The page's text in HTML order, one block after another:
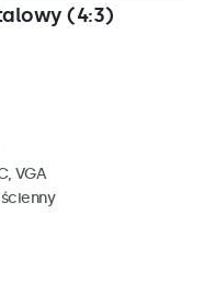
(4:3)
VGA